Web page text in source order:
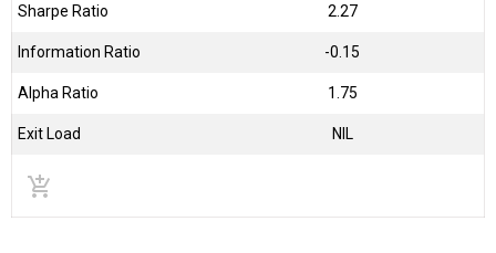
Sharpe Ratio 2.27
Information Ratio -0.15
Alpha Ratio 1.75
Exit Load NIL
add_shopping_cart